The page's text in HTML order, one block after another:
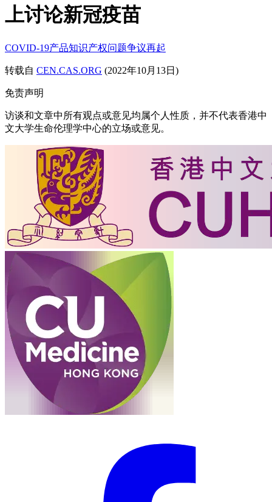
上讨论新冠疫苗
COVID-19产品知识产权问题争议再起
转载自 CEN.CAS.ORG (2022年10月13日)
免责声明
访谈和文章中所有观点或意见均属个人性质，并不代表香港中
文大学生命伦理学中心的立场或意见。